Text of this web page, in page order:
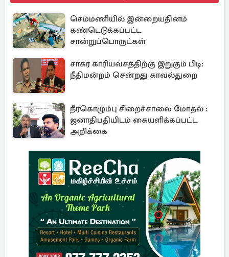
செம்மணியில் இன்றையதினம்
கண்டெடுக்கப்பட்ட
சான்றுப்பொருட்கள்
சாகர காரியவசத்திற்கு இறுகும் பிடி:
நீதிமன்றம் சென்றது காவல்துறை
நீர்கொழும்பு சிறைச்சாலை மோதல் :
ஜனாதிபதியிடம் கையளிக்கப்பட்ட
அறிக்கை